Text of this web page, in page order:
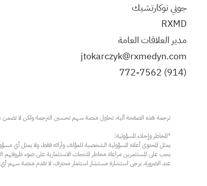
جوني توكارتشيك
RXMD
مدير العلاقات العامة
jtokarczyk@rxmedyn.com
(914)
عند الضرورة، يرجى استشارة مستشار استثمار محترف. لا تقدم منصة سهم أي